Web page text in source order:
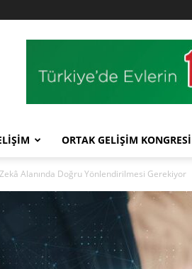
ORTAK GELİŞİM KONGRESİ
Zekâ Alanında Doğru Yönlendirilmesi Gerekiyor